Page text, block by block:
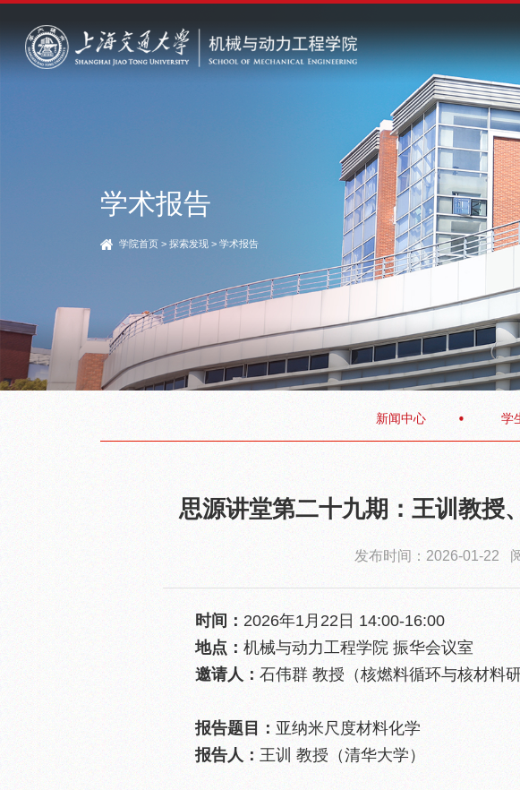
学术报告
学院首页 > 探索发现 > 学术报告
新闻中心 学
思源讲堂第二十九期：王训教授
发布时间：2026-01-22
时间： 2026年1月22日 14:00-16:00
地点： 机械与动力工程学院 振华会议室
邀请人： 石伟群 教授（核燃料循环与核材料研
报告题目： 亚纳米尺度材料化学
报告人： 王训 教授（清华大学）